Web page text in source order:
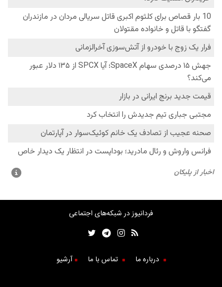
فردانیوز در شبکه‌های اجتماعی
درباره ما تماس با ما آرشیو